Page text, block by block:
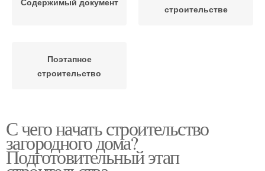
строительстве
Поэтапное
строительство
С чего начать строительство
загородного дома?
Подготовительный этап